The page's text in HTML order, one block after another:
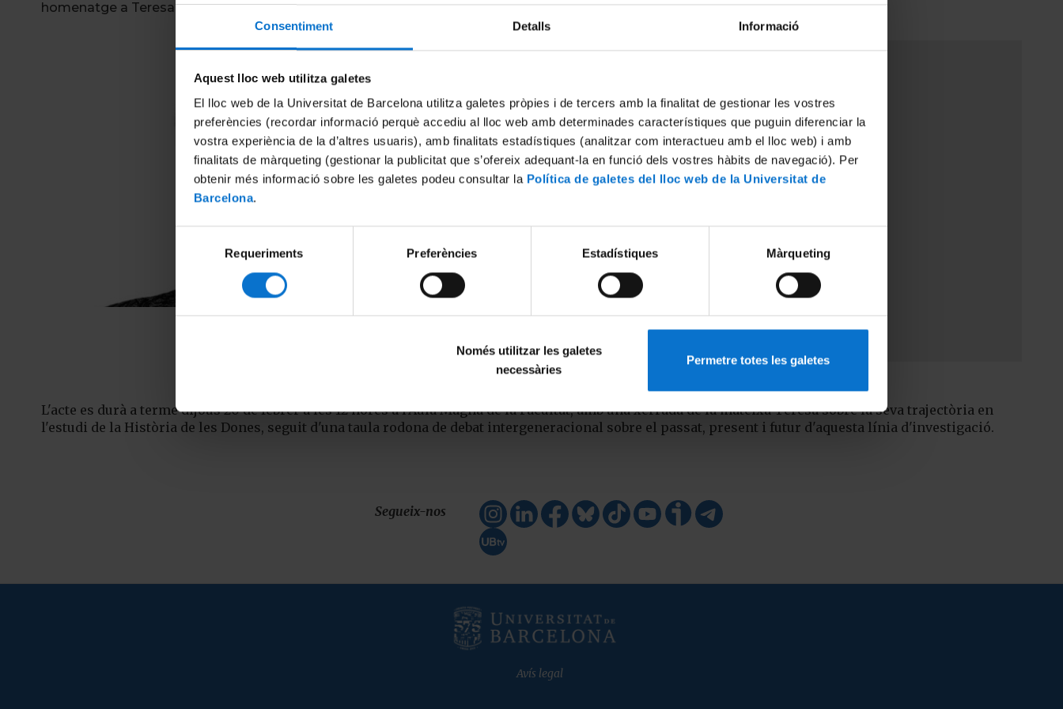
Consentiment Detalls Informació
Aquest lloc web utilitza galetes
El lloc web de la Universitat de Barcelona utilitza galetes pròpies i de tercers amb la finalitat de gestionar les vostres
preferències (recordar informació perquè accediu al lloc web amb determinades característiques que puguin diferenciar la
vostra experiència de la d’altres usuaris), amb finalitats estadístiques (analitzar com interactueu amb el lloc web) i amb
finalitats de màrqueting (gestionar la publicitat que s’ofereix adequant-la en funció dels vostres hàbits de navegació). Per
obtenir més informació sobre les galetes podeu consultar la Política de galetes del lloc web de la Universitat de
Barcelona.
Requeriments Preferències Estadístiques Màrqueting
Només utilitzar les galetes
necessàries
Permetre totes les galetes
homenatge a Teresa Vinyoles i Vidal, professora destacada d'Història Medieval.
Aula Magna de la Facultat de Geografia i Història
Carrer Montalegre, 6. Barcelona
Dates:
Horari:
12h
L'acte es durà a terme dijous 20 de febrer a les 12 hores a l'Aula Magna de la Facultat, amb una xerrada de la mateixa Teresa sobre la seva trajectòria en
l'estudi de la Història de les Dones, seguit d'una taula rodona de debat intergeneracional sobre el passat, present i futur d'aquesta línia d'investigació.
Segueix-nos
Avís legal